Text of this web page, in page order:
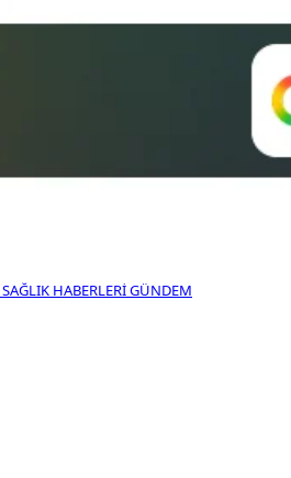
SAĞLIK HABERLERIGÜNDEM